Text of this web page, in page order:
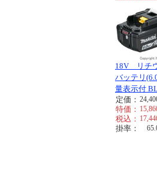
18V リチ
バッテリ
量表示付
定価：
特価：
税込：
掛率：